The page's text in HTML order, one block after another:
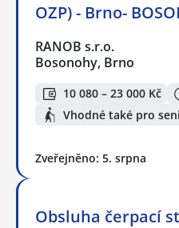
OZP) - Brno-
RANOB s.r.o.
Bosonohy, Brno
10 080 – 23 000 Kč
Vhodné také pro
Zveřejněno: 5. srpna
Obsluha čerpací